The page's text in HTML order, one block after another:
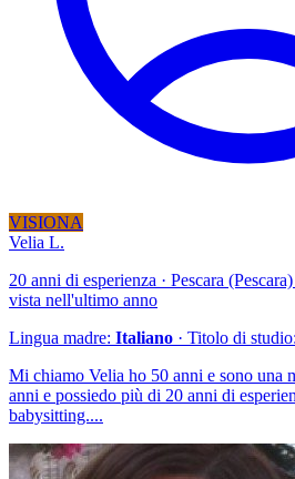
VISIONA
Velia L.
20 anni di esperienza · Pescara
vista nell'ultimo anno
Lingua madre: Italiano · Titolo di studio:
Mi chiamo Velia ho 50 anni e sono una
anni e possiedo più di 20 anni di
babysitting....